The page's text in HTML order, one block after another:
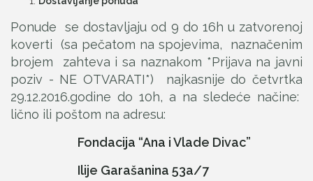
Ponude se dostavljaju od 9 do 16h u zatvorenoj
koverti (sa pečatom na spojevima, naznačenim
brojem zahteva i sa naznakom *Prijava na javni
poziv - NE OTVARATI*) najkasnije do četvrtka
29.12.2016.godine do 10h, a na sledeće načine:
lično ili poštom na adresu:
Fondacija “Ana i Vlade Divac”
Ilije Garašanina 53a/7